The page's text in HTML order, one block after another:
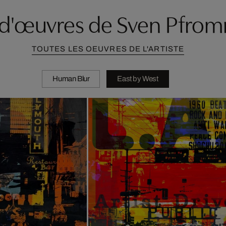
de Sven
TOUTES LES OEUVRES DE L'ARTISTE
Human Blur East by West